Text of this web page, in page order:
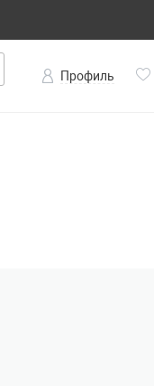
Профиль